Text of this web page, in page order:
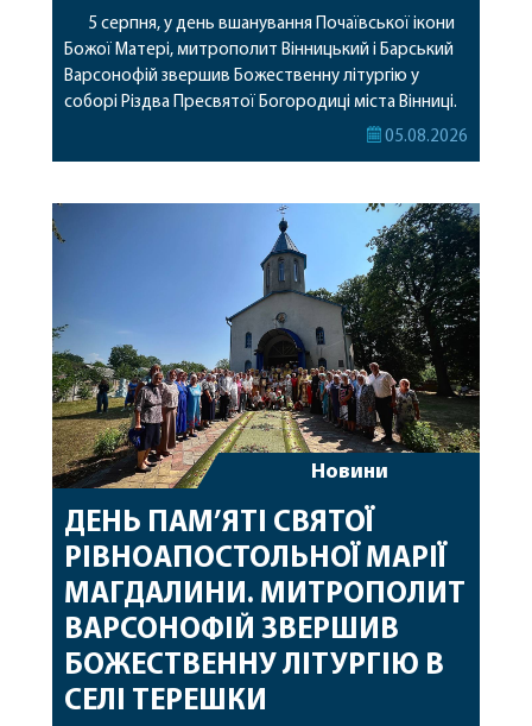
5 серпня, у день вшанування Почаївської ікони
Божої Матері, митрополит Вінницький і Барський
Варсонофій звершив Божественну літургію у
соборі Різдва Пресвятої Богородиці міста Вінниці.
Його Високопреосвященству співслужили
священному сані. Під час богослужіння підносилися
особливі молитви за мир в Україні, за воїнів, які
05.08.2026
Новини
ДЕНЬ ПАМ’ЯТІ СВЯТОЇ
РІВНОАПОСТОЛЬНОЇ МАРІЇ
МАГДАЛИНИ. МИТРОПОЛИТ
ВАРСОНОФІЙ ЗВЕРШИВ
БОЖЕСТВЕННУ ЛІТУРГІЮ В
СЕЛІ ТЕРЕШКИ